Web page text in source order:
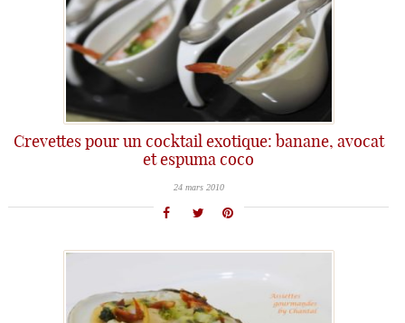
Crevettes pour un cocktail exotique: banane, avocat
et espuma coco
24 mars 2010